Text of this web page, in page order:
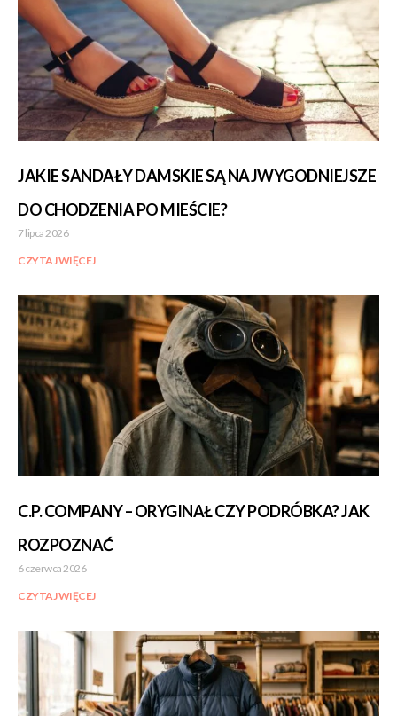
JAKIE SANDAŁY DAMSKIE SĄ NAJWYGODNIEJSZE
DO CHODZENIA PO MIEŚCIE?
7 lipca 2026
CZYTAJ WIĘCEJ
C.P. COMPANY – ORYGINAŁ CZY PODRÓBKA? JAK
ROZPOZNAĆ
6 czerwca 2026
CZYTAJ WIĘCEJ